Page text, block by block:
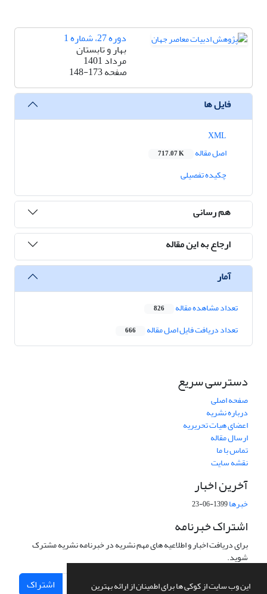
این وب سایت از کوکی ها برای اطمینان از ارائه بهترین
دوره 27، شماره 1
بهار و تابستان
مرداد 1401
صفحه148-173
فایل ها
اصل مقاله
717.07 K
چکیده تفصیلی
هم رسانی
ارجاع به این مقاله
آمار
تعداد مشاهده مقاله 826
تعداد دریافت فایل اصل مقاله 666
دسترسی سریع
صفحه اصلی
درباره نشریه
اعضای هیات تحریریه
ارسال مقاله
تماس با ما
نقشه سایت
آخرین اخبار
خبرها1399-06-23
اشتراک خبرنامه
برای دریافت اخبار و اطلاعیه های مهم نشریه در خبرنامه نشریه مشترک
شوید.
اشتراک